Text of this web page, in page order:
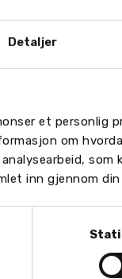
Detaljer
et personlig
om
inn gjennom
som er kjørt
rekke
alt av
hvite
bilturen